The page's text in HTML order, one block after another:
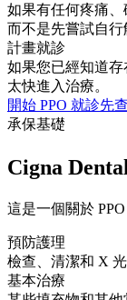
如果有任何疼痛、
而不是先嘗試自行
計畫就診
如果您已經知道
太快進入治療。
開始 PPO 就診先
承保基礎
Cigna
這是一個關於
預防護理
檢查、清潔和 X
基本治療